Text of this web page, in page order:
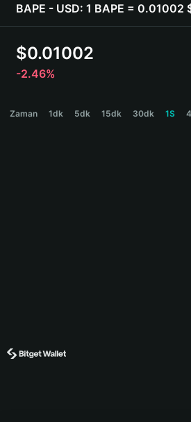
Bahasa Indonesia
ภาษาไทย
Español
Español (Argentina)
BAPE - USD: 1 BAPE = 0.01002
$0.01002
-2.46%
Zaman 1dk 5dk 15dk 30dk 1S